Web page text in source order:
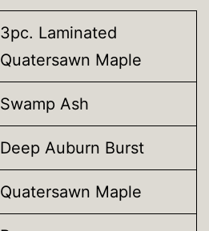
3pc. Laminated
Quatersawn Maple
Swamp Ash
Deep Auburn Burst
Quatersawn Maple